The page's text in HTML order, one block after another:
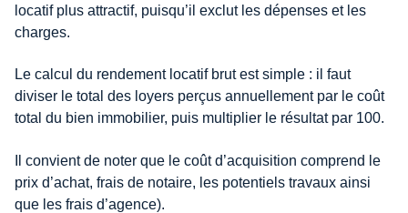
locatif plus attractif, puisqu’il exclut les dépenses et les
charges.
Le calcul du rendement locatif brut est simple : il faut
diviser le total des loyers perçus annuellement par le coût
total du bien immobilier, puis multiplier le résultat par 100.
Il convient de noter que le coût d’acquisition comprend le
prix d’achat, frais de notaire, les potentiels travaux ainsi
que les frais d’agence).